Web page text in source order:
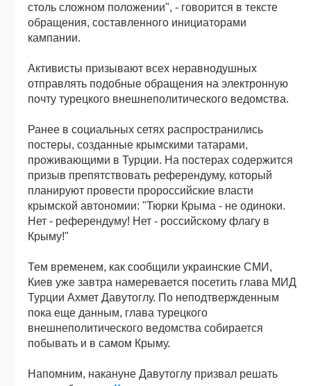
столь сложном положении", - говорится в тексте
обращения, составленного инициаторами
кампании.
Активисты призывают всех неравнодушных
отправлять подобные обращения на электронную
почту турецкого внешнеполитического ведомства.
Ранее в социальных сетях распространились
постеры, созданные крымскими татарами,
проживающими в Турции. На постерах содержится
призыв препятствовать референдуму, который
планируют провести пророссийские власти
крымской автономии: "Тюрки Крыма - не одиноки.
Нет - референдуму! Нет - российскому флагу в
Крыму!"
Тем временем, как сообщили украинские СМИ,
Киев уже завтра намеревается посетить глава МИД
Турции Ахмет Давутоглу. По неподтвержденным
пока еще данным, глава турецкого
внешнеполитического ведомства собирается
побывать и в самом Крыму.
Напомним, накануне Давутоглу призвал решать